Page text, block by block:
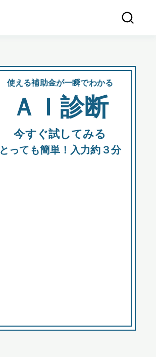
使える補助金が一瞬でわかる
ＡＩ診断
今すぐ試してみる
とっても簡単！入力約３分